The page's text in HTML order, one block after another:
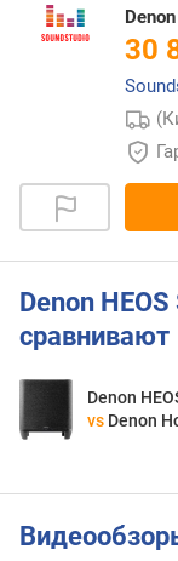
30
Denon
сравнивают
Denon
vs Denon